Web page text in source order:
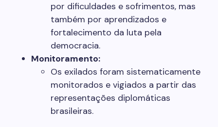
por dificuldades e sofrimentos, mas
também por aprendizados e
fortalecimento da luta pela
democracia.
Monitoramento:
Os exilados foram sistematicamente
monitorados e vigiados a partir das
representações diplomáticas
brasileiras.